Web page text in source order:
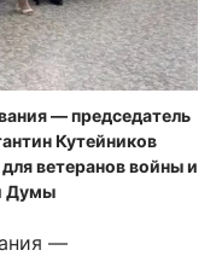
— председатель
Кутейников
ветеранов войны и
Думы
—